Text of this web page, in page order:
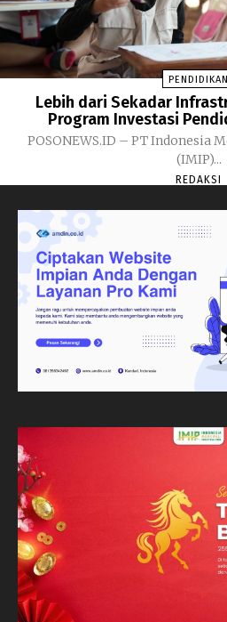
PENDIDIKAN
Lebih dari Sekadar
Program Investasi
POSONEWS.ID – PT Indonesia Morowali Industrial Park
(IMIP)...
REDAKSI